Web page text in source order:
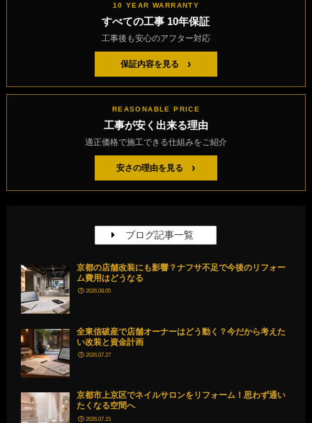
10 YEAR WARRANTY
すべての工事 10年保証
工事後も安心のアフター対応
保証内容を見る ›
REASONABLE PRICE
工事が安く出来る理由
適正価格で施工できる仕組みをご紹介
安さの理由を見る ›
ブログ記事一覧
京都の店舗改装にも影響？ナフサ不足で今後のリフォー
ム費用はどうなる
2026.08.05
全東信破産で店舗オーナーはどう動く？今だから考えた
い改装と資金計画
2026.07.27
京都市上京区でネイルサロンをリフォーム！思わず通い
たくなる空間へ
2026.07.15